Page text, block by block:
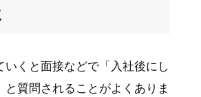
いくと面接などで「入社後にし
と質問されることがよくありま